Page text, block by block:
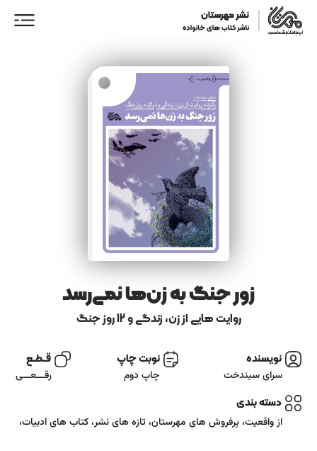
ورود/ عضویت
فروشگاه
نمایندگان فروش
همکاری با ما
آشنایی باما
زور جنگ به زن‌ها نمی‌رسد
روایت هایی از زن، زندگی و 12 روز جنگ
نویسنده
سرای سیندخت
نوبت چاپ
چاپ دوم
قــطــع
رقـــعـــی
دسته بندی
از واقعیت،پرفروش های مهرستان، تازه های نشر،کتاب های ادبیات،